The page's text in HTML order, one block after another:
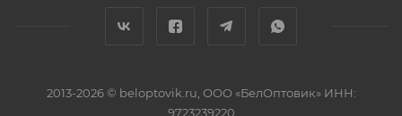
2013-2026 © beloptovik.ru, ООО «БелОптовик» ИНН:
9723239220